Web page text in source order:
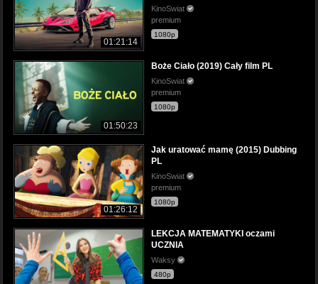
01:21:14
KinoSwiat
premium
1080p
01:50:23
Boże Ciało (2019) Cały film PL
KinoSwiat
premium
1080p
01:26:12
Jak uratować mamę (2015) Dubbing
PL
KinoSwiat
premium
1080p
LEKCJA MATEMATYKI oczami
UCZNIA
Waksy
480p